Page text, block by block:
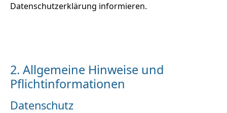
Datenschutzerklärung informieren.
2. Allgemeine Hinweise und
Pflichtinformationen
Datenschutz